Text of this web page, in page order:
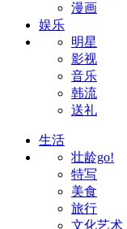
漫画
娱乐
明星
影视
音乐
韩流
送礼
生活
壮龄go!
特写
美食
旅行
文化艺术